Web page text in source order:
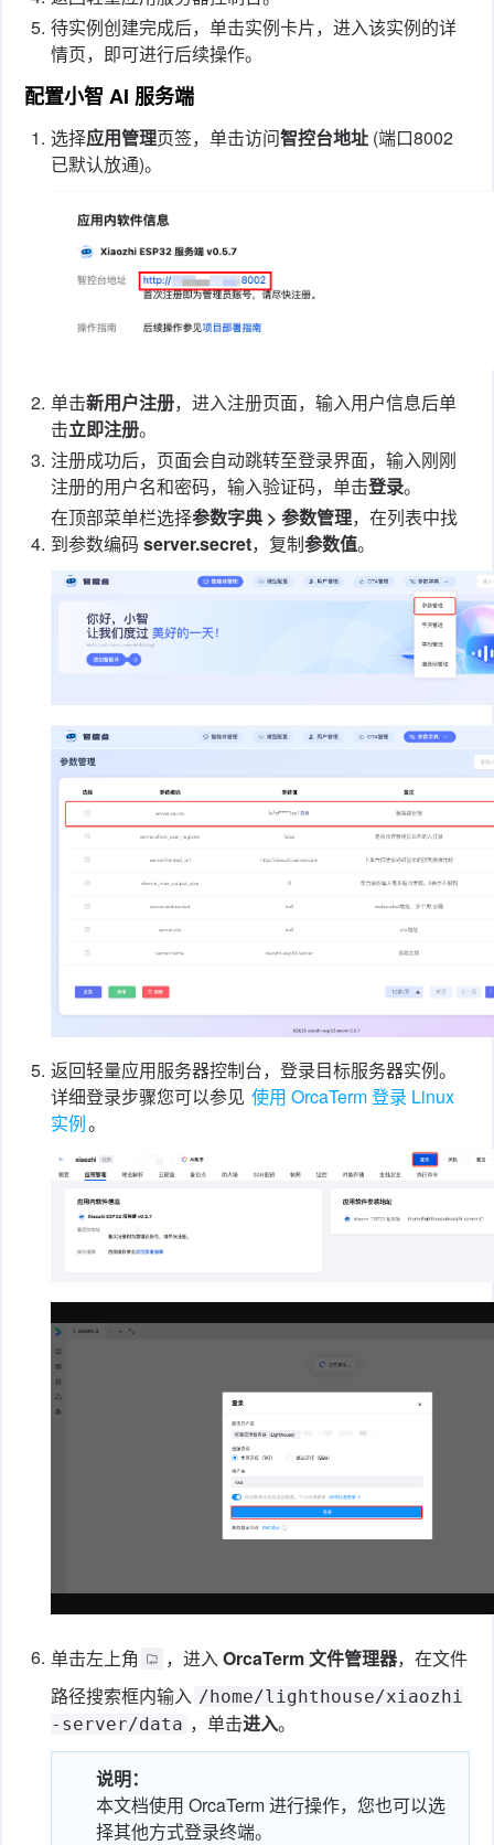
5. 待实例创建完成后，单击实例卡片，进入该实例的详
情页，即可进行后续操作。
配置小智 AI 服务端
1. 选择应用管理页签，单击访问智控台地址 (端口8002
已默认放通)。
2. 单击新用户注册，进入注册页面，输入用户信息后单
击立即注册。
3. 注册成功后，页面会自动跳转至登录界面，输入刚刚
注册的用户名和密码，输入验证码，单击登录。
4.
在顶部菜单栏选择参数字典 > 参数管理，在列表中找
到参数编码server.secret，复制参数值。
5. 返回轻量应用服务器控制台，登录目标服务器实例。
详细登录步骤您可以参见 使用 OrcaTerm 登录 Linux
实例。
6. 单击左上角 ，进入OrcaTerm 文件管理器，在文件
路径搜索框内输入 /home/lighthouse/xiaozhi
-server/data ，单击进入。
说明：
本文档使用 OrcaTerm 进行操作，您也可以选
择其他方式登录终端。